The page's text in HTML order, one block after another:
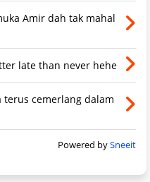
Amir dah tak mahal
late than never hehe
terus cemerlang dalam
Powered bySneeit